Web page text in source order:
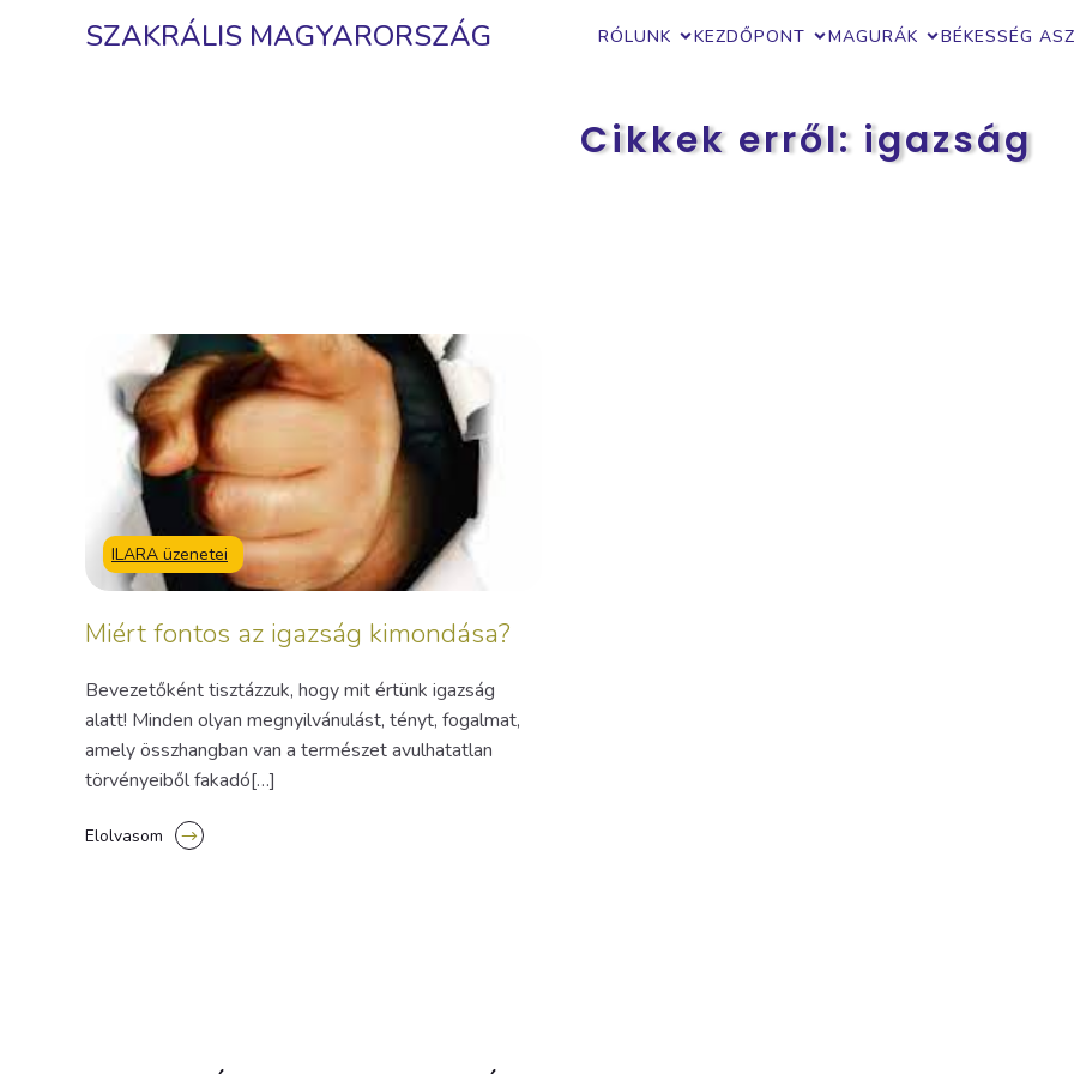
SZAKRÁLIS MAGYARORSZÁG RÓLUNK KEZDŐPONT MAGURÁK BÉKESSÉG
Cikkek erről: igazság
ILARA üzenetei
Miért fontos az igazság kimondása?
Bevezetőként tisztázzuk, hogy mit értünk igazság
alatt! Minden olyan megnyilvánulást, tényt, fogalmat,
amely összhangban van a természet avulhatatlan
törvényeiből fakadó[…]
Elolvasom